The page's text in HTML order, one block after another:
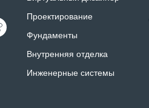
Проектирование
Фундаменты
Внутренняя отделка
Инженерные системы